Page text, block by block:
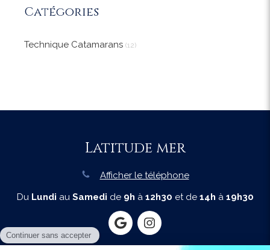
Catégories
Technique Catamarans (12)
Latitude mer
Afficher le téléphone
Du Lundi au Samedi de 9h à 12h30 et de 14h à 19h30